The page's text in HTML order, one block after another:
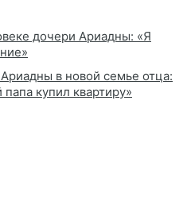
дочери Ариадны: «Я
в новой семье отца:
купил квартиру»